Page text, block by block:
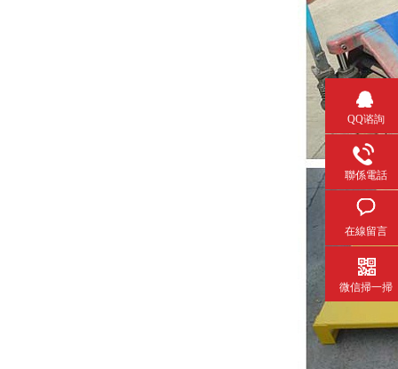
QQ谘詢
聯係電話
在線留言
微信掃一掃